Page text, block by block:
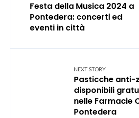
Festa della Musica 2024 a
Pontedera: concerti ed
eventi in città
NEXT STORY
Pasticche anti-
disponibili
nelle Farmacie
Pontedera